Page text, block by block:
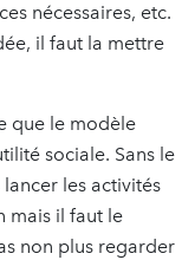
nécessaires, etc.
il faut la mettre
que le modèle
sociale. Sans le
les activités
mais il faut le
non plus regarder